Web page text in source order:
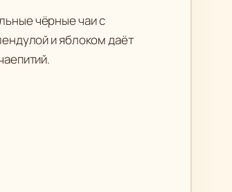
чёрные чаи с
и яблоком даёт